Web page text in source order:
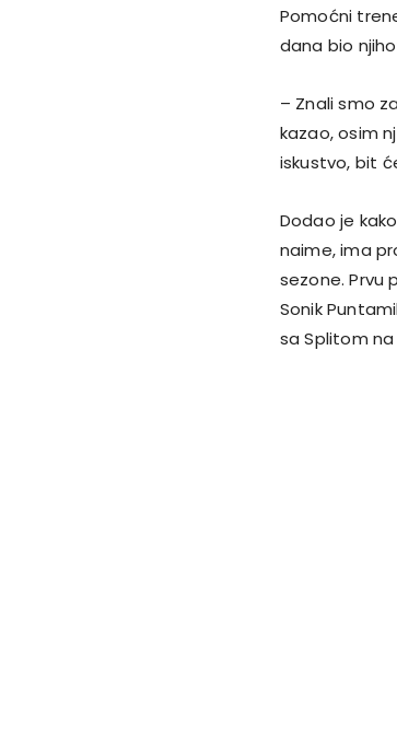
Pomoćni
dana bio
– Znali smo
kazao, osim
iskustvo, bit
Dodao je
naime, ima
sezone. Prvu
Sonik
sa Splitom